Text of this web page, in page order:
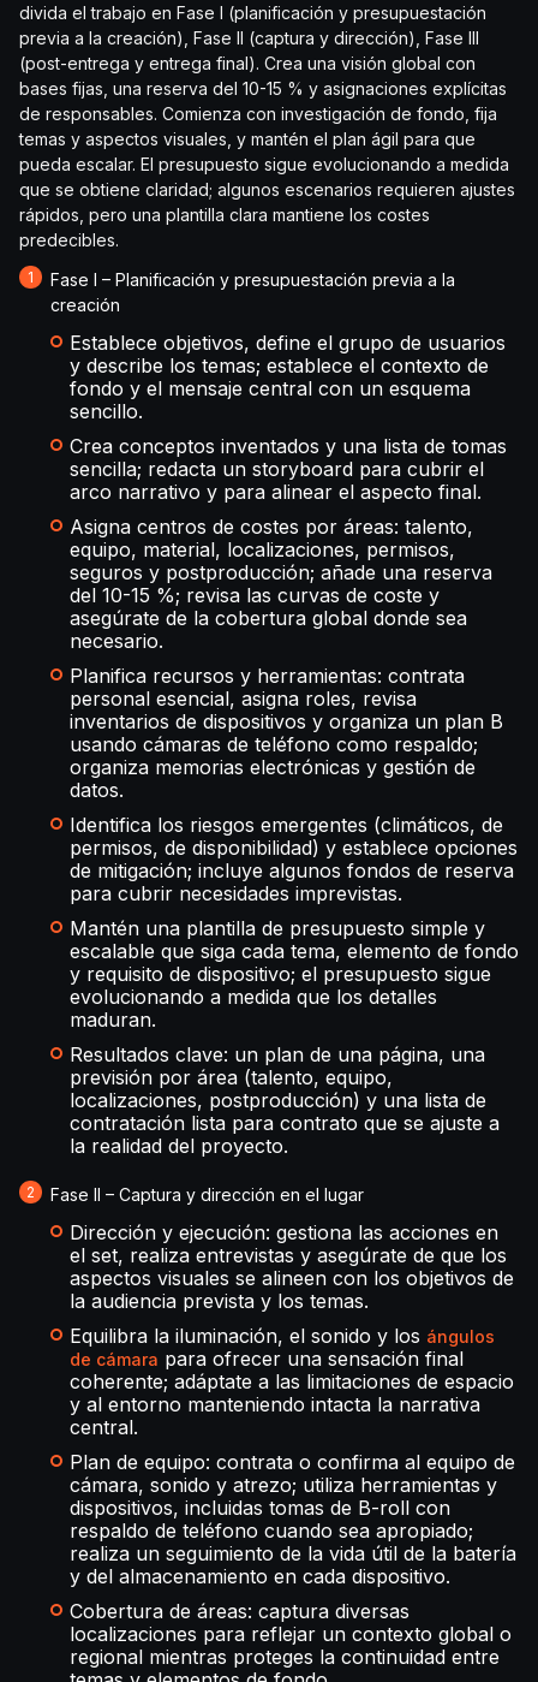
divida el trabajo en Fase I (planificación y presupuestación
previa a la creación), Fase II (captura y dirección), Fase III
(post-entrega y entrega final). Crea una visión global con
bases fijas, una reserva del 10-15 % y asignaciones explícitas
de responsables. Comienza con investigación de fondo, fija
temas y aspectos visuales, y mantén el plan ágil para que
pueda escalar. El presupuesto sigue evolucionando a medida
que se obtiene claridad; algunos escenarios requieren ajustes
rápidos, pero una plantilla clara mantiene los costes
predecibles.
Fase I – Planificación y presupuestación previa a la
creación
Establece objetivos, define el grupo de usuarios
y describe los temas; establece el contexto de
fondo y el mensaje central con un esquema
sencillo.
Crea conceptos inventados y una lista de tomas
sencilla; redacta un storyboard para cubrir el
arco narrativo y para alinear el aspecto final.
Asigna centros de costes por áreas: talento,
equipo, material, localizaciones, permisos,
seguros y postproducción; añade una reserva
del 10-15 %; revisa las curvas de coste y
asegúrate de la cobertura global donde sea
necesario.
Planifica recursos y herramientas: contrata
personal esencial, asigna roles, revisa
inventarios de dispositivos y organiza un plan B
usando cámaras de teléfono como respaldo;
organiza memorias electrónicas y gestión de
datos.
Identifica los riesgos emergentes (climáticos, de
permisos, de disponibilidad) y establece opciones
de mitigación; incluye algunos fondos de reserva
para cubrir necesidades imprevistas.
Mantén una plantilla de presupuesto simple y
escalable que siga cada tema, elemento de fondo
y requisito de dispositivo; el presupuesto sigue
evolucionando a medida que los detalles
maduran.
Resultados clave: un plan de una página, una
previsión por área (talento, equipo,
localizaciones, postproducción) y una lista de
contratación lista para contrato que se ajuste a
la realidad del proyecto.
Fase II – Captura y dirección en el lugar
Dirección y ejecución: gestiona las acciones en
el set, realiza entrevistas y asegúrate de que los
aspectos visuales se alineen con los objetivos de
la audiencia prevista y los temas.
Equilibra la iluminación, el sonido y los ángulos
de cámara para ofrecer una sensación final
coherente; adáptate a las limitaciones de espacio
y al entorno manteniendo intacta la narrativa
central.
Plan de equipo: contrata o confirma al equipo de
cámara, sonido y atrezo; utiliza herramientas y
dispositivos, incluidas tomas de B-roll con
respaldo de teléfono cuando sea apropiado;
realiza un seguimiento de la vida útil de la batería
y del almacenamiento en cada dispositivo.
Cobertura de áreas: captura diversas
localizaciones para reflejar un contexto global o
regional mientras proteges la continuidad entre